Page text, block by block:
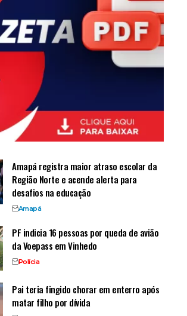
Amapá registra maior atraso escolar da
Região Norte e acende alerta para
desafios na educação
Amapá
PF indicia 16 pessoas por queda de avião
da Voepass em Vinhedo
Polícia
Pai teria fingido chorar em enterro após
matar filho por dívida